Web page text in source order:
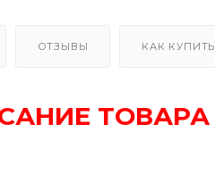
ОТЗЫВЫ КАК КУПИТЬ
ТОВАРА